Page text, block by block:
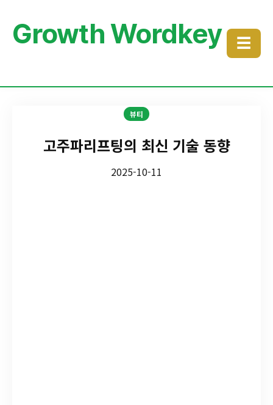
Growth Wordkey ☰
뷰티
고주파리프팅의 최신 기술 동향
2025-10-11